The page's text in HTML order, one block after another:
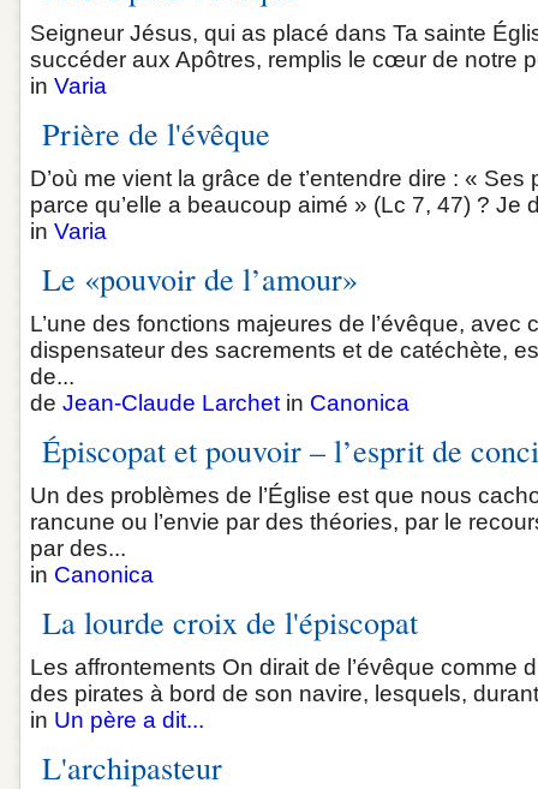
Seigneur Jésus, qui as placé dans Ta sainte
succéder aux Apôtres, remplis le cœur de notre
in Varia
Prière de l'évêque
D’où me vient la grâce de t’entendre dire : «
parce qu’elle a beaucoup aimé » (Lc 7, 47) ? Je
in Varia
Le «pouvoir de l’amour»
L’une des fonctions majeures de l’évêque, avec
dispensateur des sacrements et de catéchète,
de...
de Jean-Claude Larchet in Canonica
Épiscopat et pouvoir – l’esprit de
Un des problèmes de l’Église est que nous
rancune ou l’envie par des théories, par le
par des...
in Canonica
La lourde croix de l'épiscopat
Les affrontements On dirait de l’évêque comme
des pirates à bord de son navire, lesquels,
in Un père a dit...
L'archipasteur